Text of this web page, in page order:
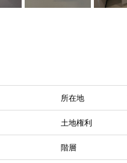
所在地
土地権利
階層